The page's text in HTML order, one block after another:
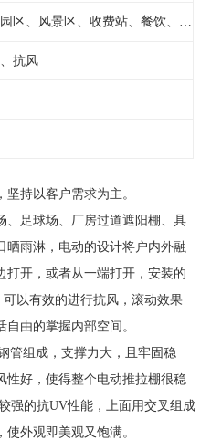
抗风
持以客户需求为主。
、足球场、厂房过道遮阳棚、具
晒雨淋，电动的设计将户内外融
打开，或者从一端打开，安装的
以有效的进行抗风，滚动效果
由的掌握内部空间。
管组成，支撑力大，且牢固稳
性好，使得整个电动推拉棚很稳
强的抗UV性能，上面用交叉组成
外观即美观又饱满。